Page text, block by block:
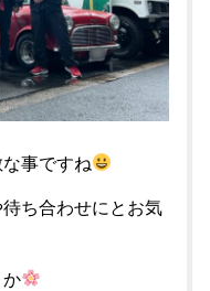
事ですね
ち合わせにとお気
か